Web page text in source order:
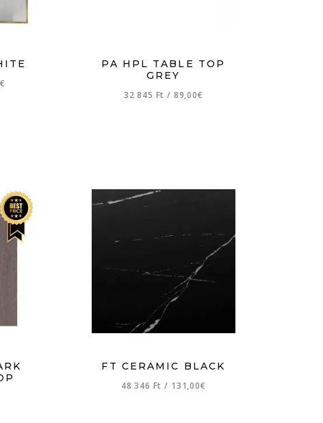
PA HPL TABLE TOP
GREY
32 845 Ft/ 89,00€
FT CERAMIC BLACK
48 346 Ft/ 131,00€